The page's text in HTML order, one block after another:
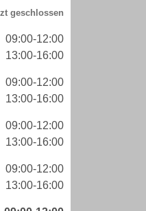
09:00-12:00
13:00-16:00
09:00-12:00
13:00-16:00
09:00-12:00
13:00-16:00
09:00-12:00
13:00-16:00